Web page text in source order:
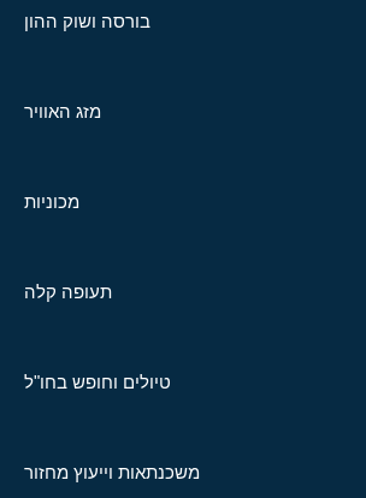
בורסה ושוק ההון
מזג האוויר
מכוניות
תעופה קלה
טיולים וחופש בחו"ל
משכנתאות וייעוץ מחזור